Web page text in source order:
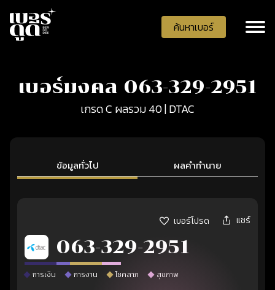
ค้นหาเบอร์
เบอร์มงคล 063-329-2951
เกรด C ผลรวม 40 | DTAC
ข้อมูลทั่วไป ผลคำทำนาย
เบอร์โปรด แชร์
063-329-2951
การเงิน การงาน โชคลาภ สุขภาพ